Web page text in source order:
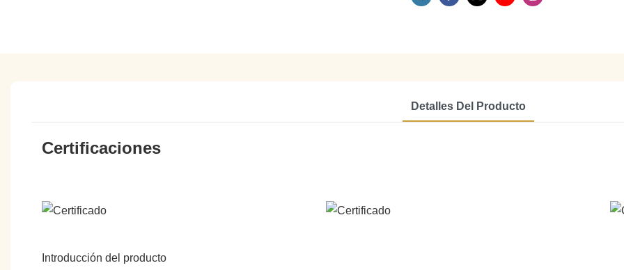
Detalles Del Producto
Certificaciones
Introducción del producto